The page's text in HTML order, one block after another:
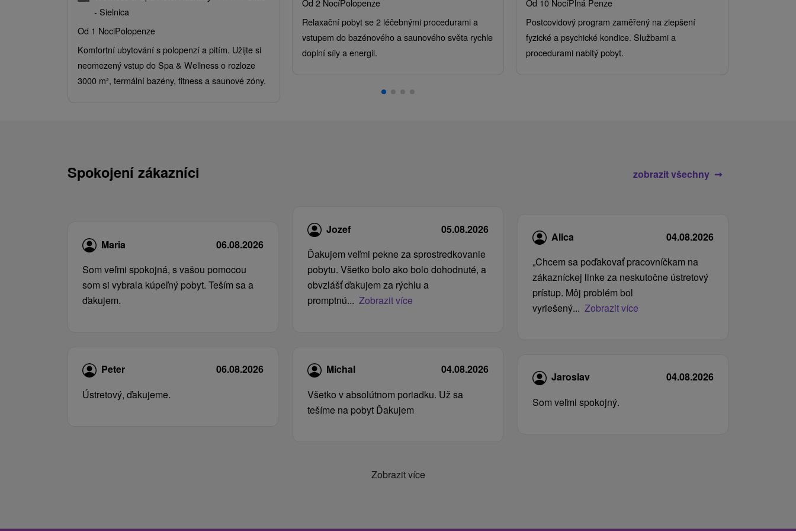
- Sielnica
Od 1 NociPolopenze
Komfortní ubytování s polopenzí a pitím. Užijte si
neomezený vstup do Spa & Wellness o rozloze
3000 m², termální bazény, fitness a saunové zóny.
Od 2 NocíPolopenze
Relaxační pobyt se 2 léčebnými procedurami a
vstupem do bazénového a saunového světa rychle
doplní síly a energii.
Od 10 NocíPlná Penze
Postcovidový program zaměřený na zlepšení
fyzické a psychické kondice. Službami a
procedurami nabitý pobyt.
Spokojení zákazníci zobrazit všechny
Maria
06.08.2026
Som veľmi spokojná, s vašou pomocou
som si vybrala kúpeľný pobyt. Teším sa a
ďakujem.
Peter
06.08.2026
Ústretový, ďakujeme.
Jozef
05.08.2026
Ďakujem veľmi pekne za sprostredkovanie
pobytu. Všetko bolo ako bolo dohodnuté, a
obvzlášť ďakujem za rýchlu a
promptnú... Zobrazit více
Michal
04.08.2026
Všetko v absolútnom poriadku. Už sa
tešíme na pobyt Ďakujem
Alica
04.08.2026
„Chcem sa poďakovať pracovníčkam na
zákazníckej linke za neskutočne ústretový
prístup. Môj problém bol
vyriešený... Zobrazit více
Jaroslav
04.08.2026
Som veľmi spokojný.
Zobrazit více